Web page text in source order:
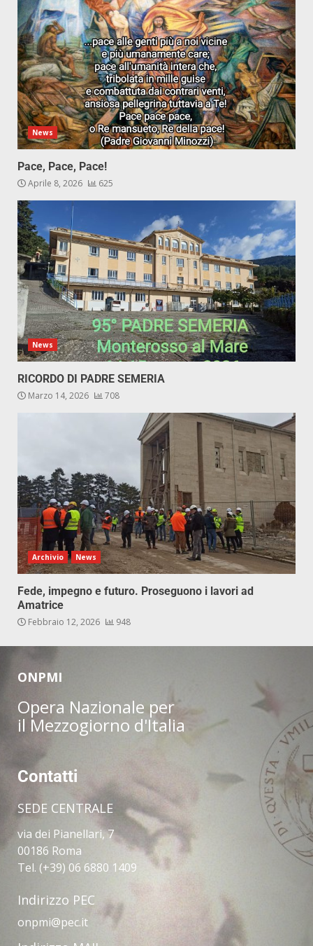
News
Pace, Pace, Pace!
Aprile 8, 2026 625
News
RICORDO DI PADRE SEMERIA
Marzo 14, 2026 708
Archivio News
Fede, impegno e futuro. Proseguono i lavori ad
Amatrice
Febbraio 12, 2026 948
ONPMI
Opera Nazionale per
il Mezzogiorno d'Italia
Contatti
SEDE CENTRALE
via dei Pianellari, 7
00186 Roma
Tel. (+39) 06 6880 1409
Indirizzo PEC
onpmi@pec.it